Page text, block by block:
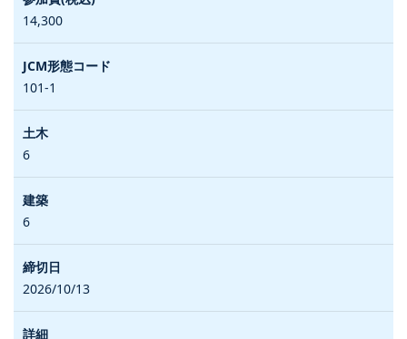
14,300
101-1
6
6
2026/10/13